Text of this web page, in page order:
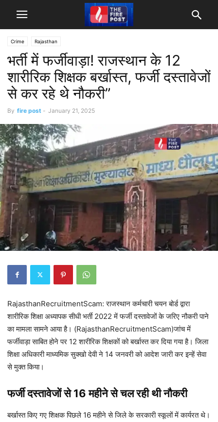
Crime Rajasthan
भर्ती में फर्जीवाड़ा! राजस्थान के 12
शारीरिक शिक्षक बर्खास्त, फर्जी दस्तावेजों
से कर रहे थे नौकरी”
By fire post - January 21, 2025
RajasthanRecruitmentScam: राजस्थान कर्मचारी चयन बोर्ड द्वारा
शारीरिक शिक्षा अध्यापक सीधी भर्ती 2022 में फर्जी दस्तावेजों के जरिए नौकरी पाने
का मामला सामने आया है। (RajasthanRecruitmentScam)जांच में
फर्जीवाड़ा साबित होने पर 12 शारीरिक शिक्षकों को बर्खास्त कर दिया गया है। जिला
शिक्षा अधिकारी माध्यमिक सुक्खो देवी ने 14 जनवरी को आदेश जारी कर इन्हें सेवा
से मुक्त किया।
फर्जी दस्तावेजों से 16 महीने से चल रही थी नौकरी
बर्खास्त किए गए शिक्षक पिछले 16 महीने से जिले के सरकारी स्कूलों में कार्यरत थे।